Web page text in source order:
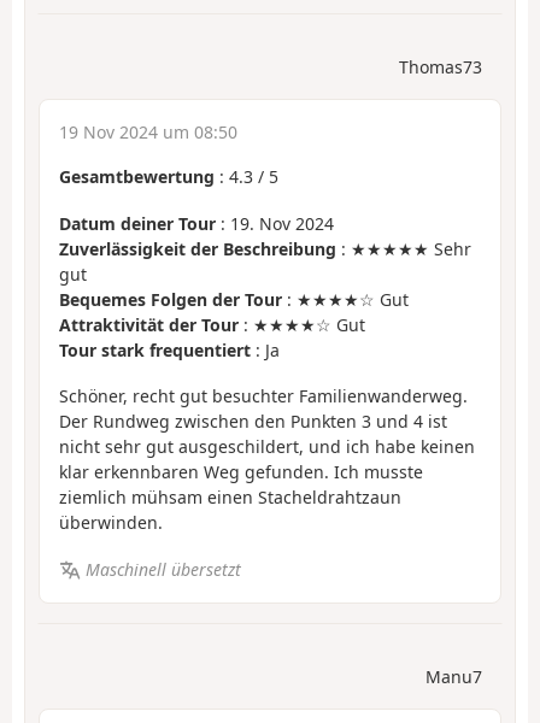
Thomas73
19 Nov 2024 um 08:50
Gesamtbewertung : 4.3 / 5
Datum deiner Tour : 19. Nov 2024
Zuverlässigkeit der Beschreibung : ★★★★★ Sehr
gut
Bequemes Folgen der Tour : ★★★★☆ Gut
Attraktivität der Tour : ★★★★☆ Gut
Tour stark frequentiert : Ja
Schöner, recht gut besuchter Familienwanderweg.
Der Rundweg zwischen den Punkten 3 und 4 ist
nicht sehr gut ausgeschildert, und ich habe keinen
klar erkennbaren Weg gefunden. Ich musste
ziemlich mühsam einen Stacheldrahtzaun
überwinden.
Maschinell übersetzt
Manu7